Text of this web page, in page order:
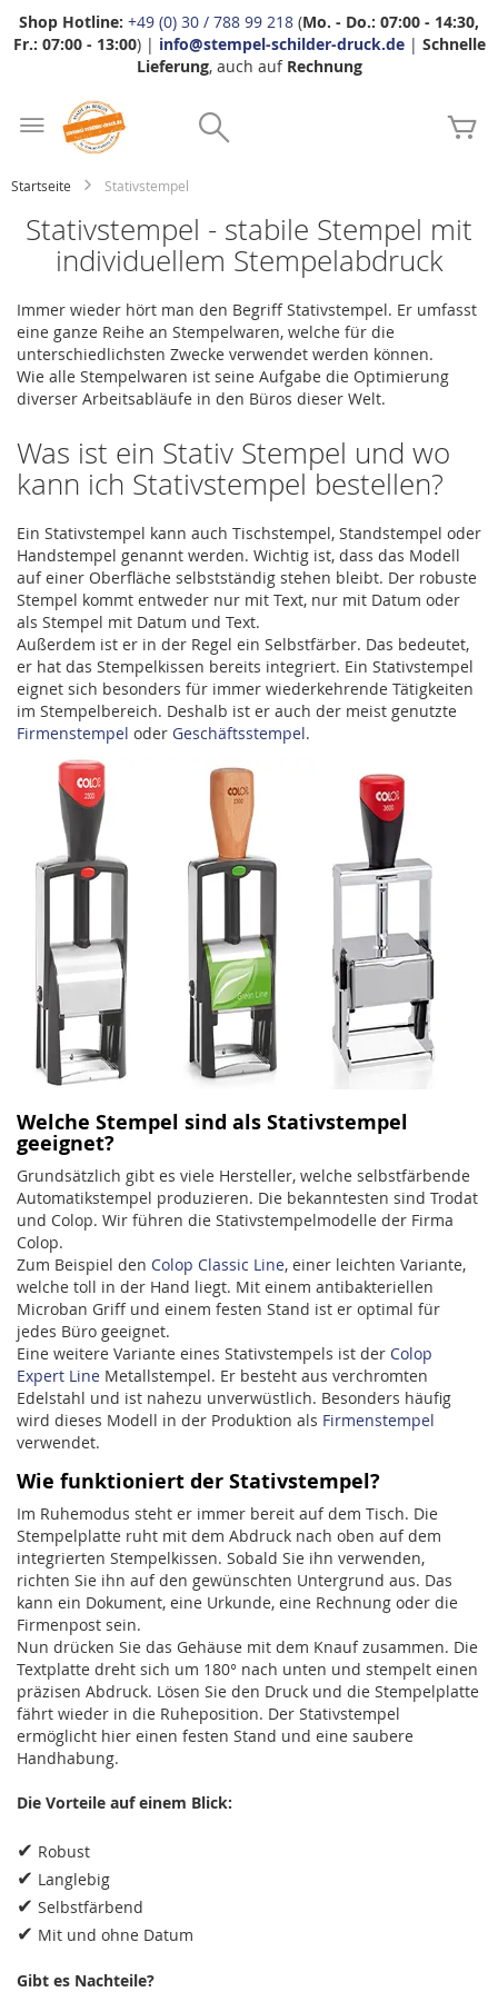
Shop Hotline: +49 (0) 30 / 788 99 218 (Mo. - Do.: 07:00 - 14:30,
Fr.: 07:00 - 13:00) | info@stempel-schilder-druck.de| Schnelle
Lieferung, auch auf Rechnung
Startseite Stativstempel
Stativstempel - stabile Stempel mit
individuellem Stempelabdruck
Immer wieder hört man den Begriff Stativstempel. Er umfasst
eine ganze Reihe an Stempelwaren, welche für die
unterschiedlichsten Zwecke verwendet werden können.
Wie alle Stempelwaren ist seine Aufgabe die Optimierung
diverser Arbeitsabläufe in den Büros dieser Welt.
Was ist ein Stativ Stempel und wo
kann ich Stativstempel bestellen?
Ein Stativstempel kann auch Tischstempel, Standstempel oder
Handstempel genannt werden. Wichtig ist, dass das Modell
auf einer Oberfläche selbstständig stehen bleibt. Der robuste
Stempel kommt entweder nur mit Text, nur mit Datum oder
als Stempel mit Datum und Text.
Außerdem ist er in der Regel ein Selbstfärber. Das bedeutet,
er hat das Stempelkissen bereits integriert. Ein Stativstempel
eignet sich besonders für immer wiederkehrende Tätigkeiten
im Stempelbereich. Deshalb ist er auch der meist genutzte
Firmenstempel oder Geschäftsstempel.
Welche Stempel sind als Stativstempel
geeignet?
Grundsätzlich gibt es viele Hersteller, welche selbstfärbende
Automatikstempel produzieren. Die bekanntesten sind Trodat
und Colop. Wir führen die Stativstempelmodelle der Firma
Colop.
Zum Beispiel den Colop Classic Line, einer leichten Variante,
welche toll in der Hand liegt. Mit einem antibakteriellen
Microban Griff und einem festen Stand ist er optimal für
jedes Büro geeignet.
Eine weitere Variante eines Stativstempels ist der Colop
Expert Line Metallstempel. Er besteht aus verchromten
Edelstahl und ist nahezu unverwüstlich. Besonders häufig
wird dieses Modell in der Produktion als Firmenstempel
verwendet.
Wie funktioniert der Stativstempel?
Im Ruhemodus steht er immer bereit auf dem Tisch. Die
Stempelplatte ruht mit dem Abdruck nach oben auf dem
integrierten Stempelkissen. Sobald Sie ihn verwenden,
richten Sie ihn auf den gewünschten Untergrund aus. Das
kann ein Dokument, eine Urkunde, eine Rechnung oder die
Firmenpost sein.
Nun drücken Sie das Gehäuse mit dem Knauf zusammen. Die
Textplatte dreht sich um 180° nach unten und stempelt einen
präzisen Abdruck. Lösen Sie den Druck und die Stempelplatte
fährt wieder in die Ruheposition. Der Stativstempel
ermöglicht hier einen festen Stand und eine saubere
Handhabung.
Die Vorteile auf einem Blick:
✔ Robust
✔ Langlebig
✔ Selbstfärbend
✔ Mit und ohne Datum
Gibt es Nachteile?